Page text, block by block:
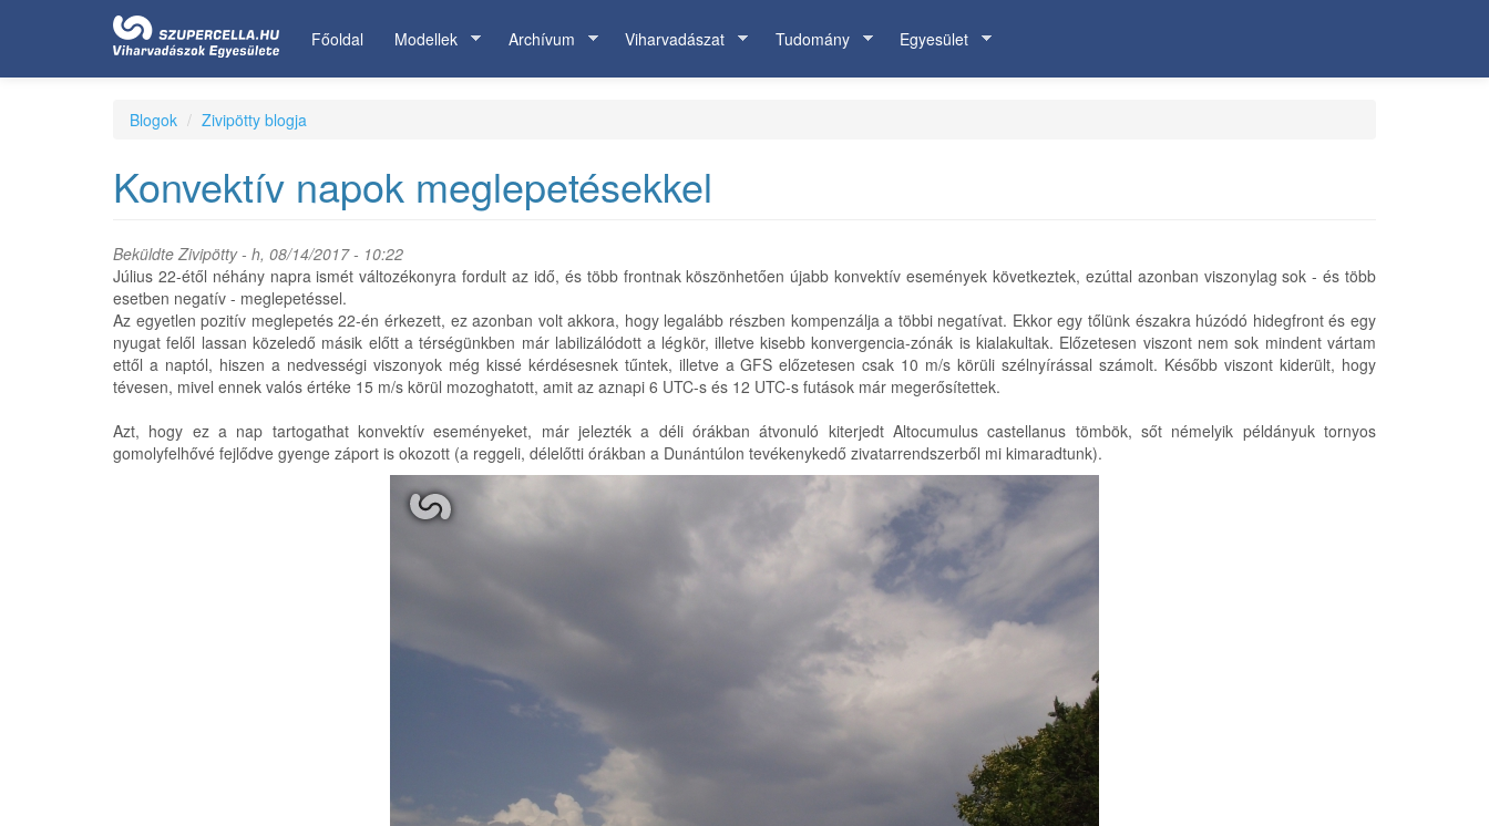
Főoldal Modellek Archívum Viharvadászat Tudomány Egyesület
Blogok Zivipötty blogja
Konvektív napok meglepetésekkel
BeküldteZivipötty- h, 08/14/2017 - 10:22
Július 22-étől néhány napra ismét változékonyra fordult az idő, és több frontnak köszönhetően újabb konvektív események következtek, ezúttal azonban viszonylag sok - és több
esetben negatív - meglepetéssel.
Az egyetlen pozitív meglepetés 22-én érkezett, ez azonban volt akkora, hogy legalább részben kompenzálja a többi negatívat. Ekkor egy tőlünk északra húzódó hidegfront és egy
nyugat felől lassan közeledő másik előtt a térségünkben már labilizálódott a légkör, illetve kisebb konvergencia-zónák is kialakultak. Előzetesen viszont nem sok mindent vártam
ettől a naptól, hiszen a nedvességi viszonyok még kissé kérdésesnek tűntek, illetve a GFS előzetesen csak 10 m/s körüli szélnyírással számolt. Később viszont kiderült, hogy
tévesen, mivel ennek valós értéke 15 m/s körül mozoghatott, amit az aznapi 6 UTC-s és 12 UTC-s futások már megerősítettek.
Azt, hogy ez a nap tartogathat konvektív eseményeket, már jelezték a déli órákban átvonuló kiterjedt Altocumulus castellanus tömbök, sőt némelyik példányuk tornyos
gomolyfelhővé fejlődve gyenge záport is okozott (a reggeli, délelőtti órákban a Dunántúlon tevékenykedő zivatarrendszerből mi kimaradtunk).